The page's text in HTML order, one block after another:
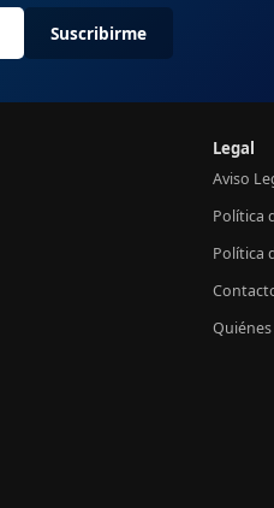
Suscribirme
Legal
Aviso
Política
Política